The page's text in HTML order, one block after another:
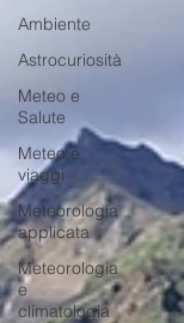
Ambiente
Astrocuriosità
Meteo e
Salute
Meteo e
viaggi
Meteorologia
applicata
Meteorologia
e
climatologia